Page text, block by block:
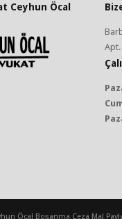
Ceyhun Öcal
Öcal Boşanma Ceza Mal